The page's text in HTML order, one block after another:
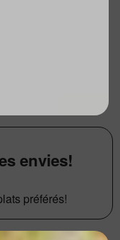
envies!
préférés!